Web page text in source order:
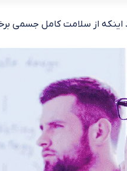
اینکه از سلامت کامل جسمی